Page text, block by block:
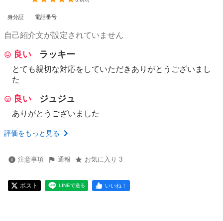
身分証 電話番号
自己紹介文が設定されていません
良い ラッキー
とても親切な対応をしていただきありがとうございまし
た
良い ジュジュ
ありがとうございました
評価をもっと見る
注意事項 通報 お気に入り 3
ポスト LINEで送る いいね！